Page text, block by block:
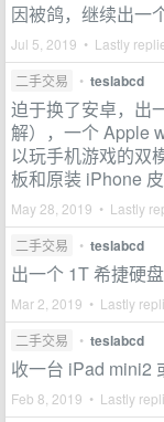
因被鸽，继续出一
Jul 5, 2019 • Lastly
二手交易 • teslabcd
迫于换了安卓，出
解），一个 Apple
以玩手机游戏的双
板和原装 iPhone
May 28, 2019 • Lastly
二手交易 • teslabcd
出一个 1T 希捷硬盘
Mar 2, 2019 • Lastly
二手交易 • teslabcd
收一台 iPad mini2
Feb 8, 2019 • Lastly